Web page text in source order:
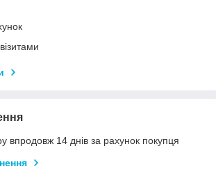
впродовж 14 днів за рахунок покупця